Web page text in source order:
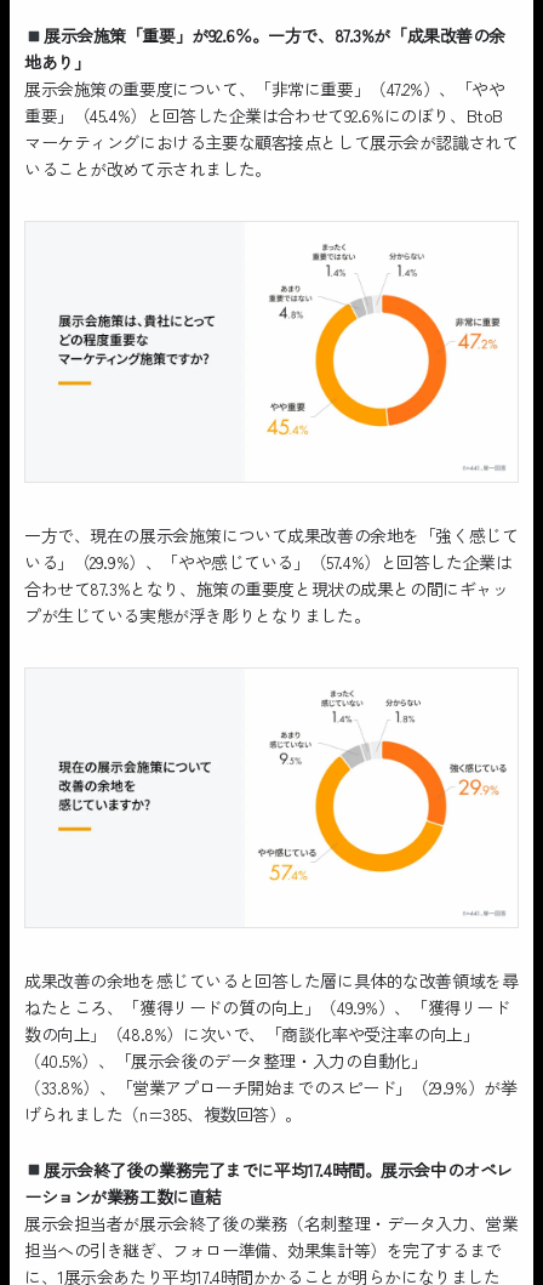
展示会施策「重要」が92.6％。一方で、87.3%が「成果改善の余
地あり」
展示会施策の重要度について、「非常に重要」（47.2%）、「やや
重要」（45.4%）と回答した企業は合わせて92.6%にのぼり、BtoB
マーケティングにおける主要な顧客接点として展示会が認識されて
いることが改めて示されました。
一方で、現在の展示会施策について成果改善の余地を「強く感じて
いる」（29.9%）、「やや感じている」（57.4%）と回答した企業は
合わせて87.3%となり、施策の重要度と現状の成果との間にギャッ
プが生じている実態が浮き彫りとなりました。
成果改善の余地を感じていると回答した層に具体的な改善領域を尋
ねたところ、「獲得リードの質の向上」（49.9%）、「獲得リード
数の向上」（48.8%）に次いで、「商談化率や受注率の向上」
（40.5%）、「展示会後のデータ整理・入力の自動化」
（33.8%）、「営業アプローチ開始までのスピード」（29.9%）が挙
げられました（n=385、複数回答）。
展示会終了後の業務完了までに平均17.4時間。展示会中のオペレ
ーションが業務工数に直結
展示会担当者が展示会終了後の業務（名刺整理・データ入力、営業
担当への引き継ぎ、フォロー準備、効果集計等）を完了するまで
に、1展示会あたり平均17.4時間かかることが明らかになりました